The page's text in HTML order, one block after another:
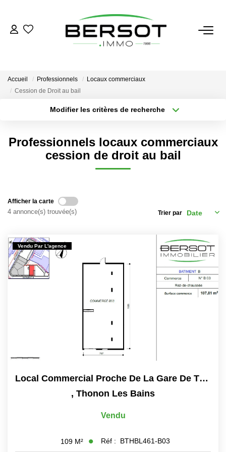
Immobilier Professionnel
Estimer
Investissement
Nos Outils
Immobilier Professionnel
Locations Saisonnières
GÉRER
SYNDIC
Nos Agences
Nos Partenaires
Accueil Professionnels
Locaux commerciaux
Cession de Droit au bail
Modifier les critères de recherche
Type de bien
Sélectionnez...
Nombre de chambres
Professionnels locaux commerciaux
cession de droit au bail
Afficher la carte
4 annonce(s) trouvée(s) Trier par
Vendu Par L'agence
Local Commercial Proche De La Gare De Thonon Les Bains....
, Thonon Les Bains
Vendu
109 M² Réf : BTHBL461-B03